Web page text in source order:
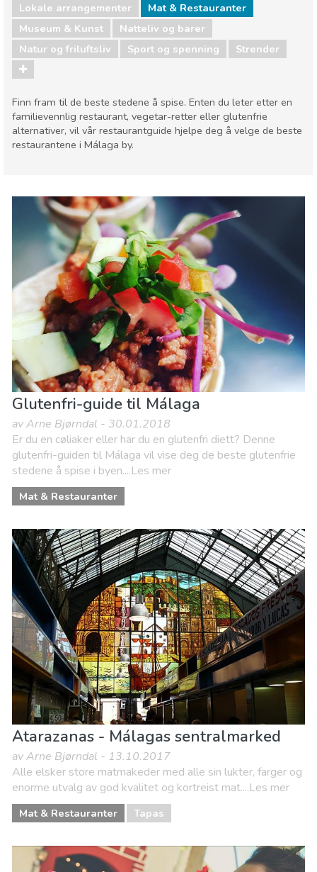
Lokale arrangementer
Mat & Restauranter
Museum & Kunst
Natteliv og barer
Natur og friluftsliv
Sport og spenning Strender
Finn fram til de beste stedene å spise. Enten du leter etter en
familievennlig restaurant, vegetar-retter eller glutenfrie
alternativer, vil vår restaurantguide hjelpe deg å velge de beste
restaurantene i Málaga by.
Barn og familie
Handle
Hvor kan man bo
Lokale arrangementer
Mat & Restauranter
Museum & Kunst
Natteliv og barer
Natur og friluftsliv
Sport og spenning Strender
Glutenfri-guide til Málaga
av Arne Bjørndal - 30.01.2018
Er du en cøliaker eller har du en glutenfri diett? Denne
glutenfri-guiden til Málaga vil vise deg de beste glutenfrie
stedene å spise i byen....Les mer
Mat & Restauranter
Atarazanas - Málagas sentralmarked
av Arne Bjørndal - 13.10.2017
Alle elsker store matmakeder med alle sin lukter, farger og
enorme utvalg av god kvalitet og kortreist mat....Les mer
Mat & Restauranter Tapas